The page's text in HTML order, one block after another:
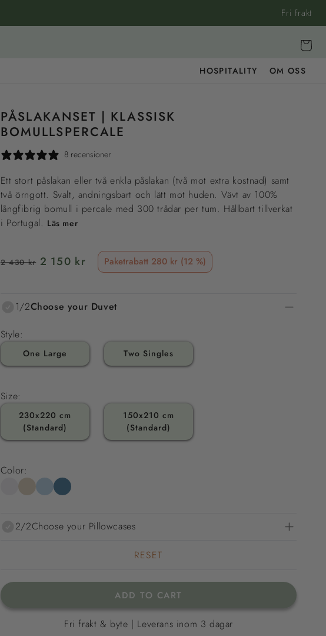
Fri frakt
HOSPITALITY OM OSS
Vagn
PÅSLAKANSET | KLASSISK
BOMULLSPERCALE
8 recensioner
Ett stort påslakan eller två enkla påslakan (två mot extra kostnad) samt
två örngott. Svalt, andningsbart och lätt mot huden. Vävt av 100%
långfibrig bomull i percale med 300 trådar per tum. Hållbart tillverkat
i Portugal. Läs mer
Ordinarie
2 430 kr Reapris
2 150 kr Paketrabatt 280 kr (12 %)
1/2Choose your Duvet
Style:
One Large Two Singles
Size:
230x220 cm
(Standard)
150x210 cm
(Standard)
Color:
2/2Choose your Pillowcases
RESET
ADD TO CART
Fri frakt & byte | Leverans inom 3 dagar